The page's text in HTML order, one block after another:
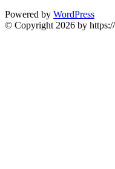
Powered by WordPress
© Copyright 2026 by